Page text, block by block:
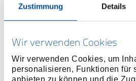
Zustimmung Details
Wir verwenden Cookies
Wir verwenden Cookies, um
personalisieren, Funktionen für
anbieten zu können und die
Mit gleichen Schlüsselweiten
Chrom-Vanadium-Stahl
Blendfreie, mattierte Oberfläche